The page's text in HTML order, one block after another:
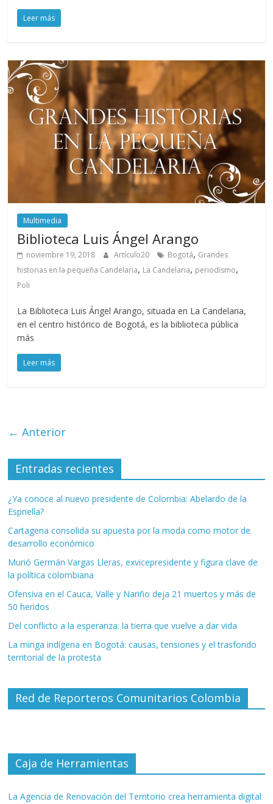
Leer más
Multimedia
Biblioteca Luis Ángel Arango
noviembre 19, 2018 Artículo20 Bogotá, Grandes
historias en la pequeña Candelaria, La Candelaria, periodismo,
Poli
La Biblioteca Luis Ángel Arango, situada en La Candelaria,
en el centro histórico de Bogotá, es la biblioteca pública
más
Leer más
← Anterior
Entradas recientes
¿Ya conoce al nuevo presidente de Colombia: Abelardo de la
Espriella?
Cartagena consolida su apuesta por la moda como motor de
desarrollo económico
Murió Germán Vargas Lleras, exvicepresidente y figura clave de
la política colombiana
Ofensiva en el Cauca, Valle y Nariño deja 21 muertos y más de
50 heridos
Del conflicto a la esperanza: la tierra que vuelve a dar vida
La minga indígena en Bogotá: causas, tensiones y el trasfondo
territorial de la protesta
Red de Reporteros Comunitarios Colombia
Caja de Herramientas
La Agencia de Renovación del Territorio crea herramienta digital